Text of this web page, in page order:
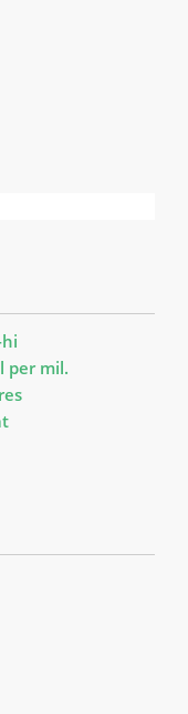
per mil.